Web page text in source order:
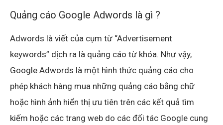
Quảng cáo Google Adwords là gì ?
Adwords là viết của cụm từ “Advertisement
keywords” dịch ra là quảng cáo từ khóa. Như vậy,
Google Adwords là một hình thức quảng cáo cho
phép khách hàng mua những quảng cáo bằng chữ
hoặc hình ảnh hiển thị ưu tiên trên các kết quả tìm
kiếm hoặc các trang web do các đối tác Google cung